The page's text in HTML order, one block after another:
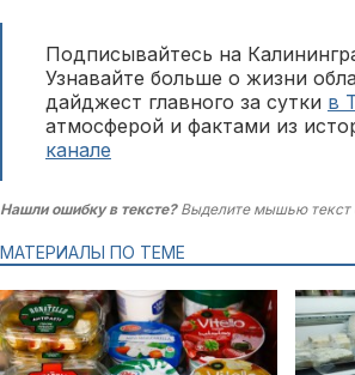
Подписывайтесь на
Узнавайте больше о жизни
дайджест главного за сутки в
атмосферой и фактами из
канале
Нашли ошибку в тексте?Выделите мышью текст
МАТЕРИАЛЫ ПО ТЕМЕ